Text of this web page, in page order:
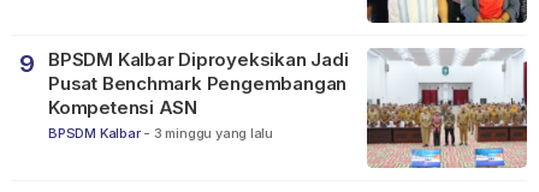
9
BPSDM Kalbar Diproyeksikan Jadi
Pusat Benchmark Pengembangan
Kompetensi ASN
BPSDM Kalbar - 3 minggu yang lalu